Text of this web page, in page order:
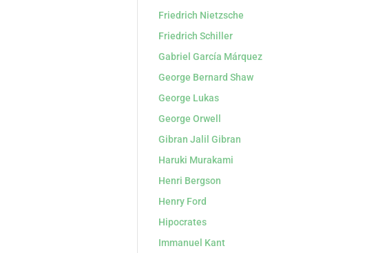
Friedrich Nietzsche
Friedrich Schiller
Gabriel García Márquez
George Bernard Shaw
George Lukas
George Orwell
Gibran Jalil Gibran
Haruki Murakami
Henri Bergson
Henry Ford
Hipocrates
Immanuel Kant